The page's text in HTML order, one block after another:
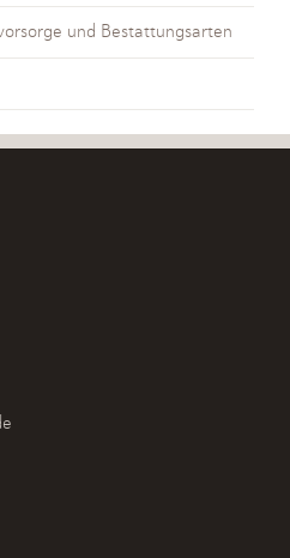
und Bestattungsarten